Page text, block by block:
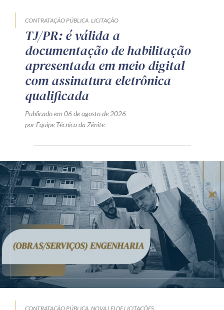
CONTRATAÇÃO PÚBLICA LICITAÇÃO
TJ/PR: é válida a
documentação de habilitação
apresentada em meio digital
com assinatura eletrônica
qualificada
Publicado em 06 de agosto de 2026
por Equipe Técnica da Zênite
CONTRATAÇÃO PÚBLICA NOVA LEI DE LICITAÇÕES